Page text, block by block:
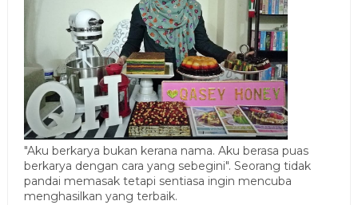
"Aku berkarya bukan kerana nama. Aku berasa puas
berkarya dengan cara yang sebegini". Seorang tidak
pandai memasak tetapi sentiasa ingin mencuba
menghasilkan yang terbaik.